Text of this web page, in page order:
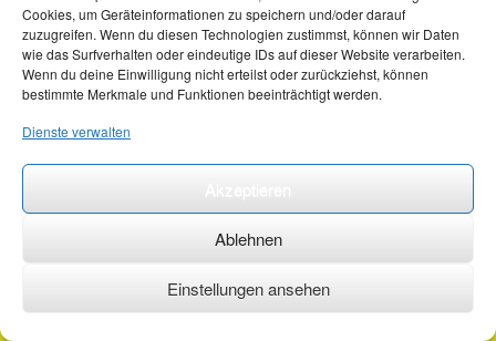
Cookies, um Geräteinformationen zu speichern und/oder darauf
zuzugreifen. Wenn du diesen Technologien zustimmst, können wir Daten
wie das Surfverhalten oder eindeutige IDs auf dieser Website verarbeiten.
Wenn du deine Einwilligung nicht erteilst oder zurückziehst, können
bestimmte Merkmale und Funktionen beeinträchtigt werden.
Dienste verwalten
Ablehnen
Einstellungen ansehen
©2026 ·erstehilfekurs-mauch.de ·AGB ·Datenschutzerklärung ·Impressum ·